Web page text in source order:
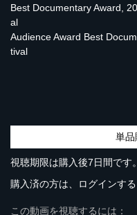
Best Documentary Award,
al
Audience Award Best
tival
単品
視聴期限は購入後7日間です。
購入済の方は、ログインす
この動画を視聴するには：